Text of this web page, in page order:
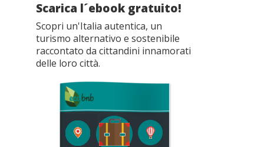
Scarica l´ebook gratuito!
Scopri un'Italia autentica, un
turismo alternativo e sostenibile
raccontato da cittandini innamorati
delle loro città.